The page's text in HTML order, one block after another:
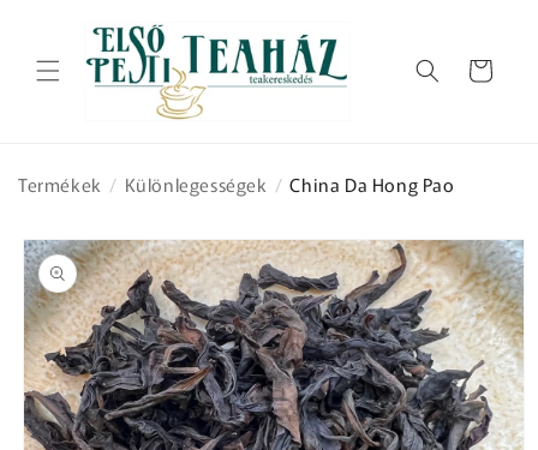
tartalomhoz
Kosár
Termékek / Különlegességek / China Da Hong Pao
Kihagyás, és
ugrás a
termékadatokra